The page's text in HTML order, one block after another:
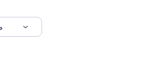
следования.